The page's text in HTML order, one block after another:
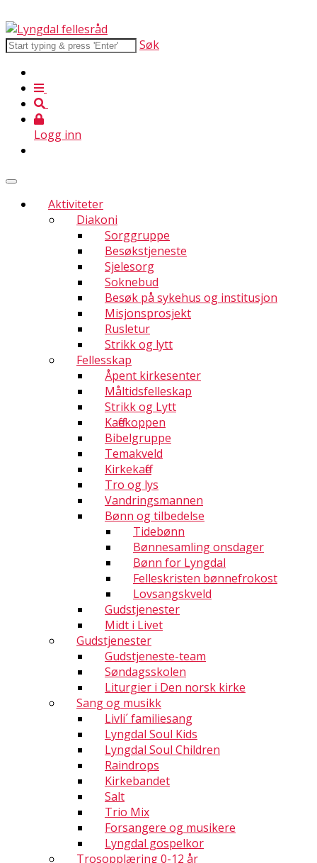
Søk
Logg inn
Aktiviteter
Diakoni
Sorggruppe
Besøkstjeneste
Sjelesorg
Soknebud
Besøk på sykehus og institusjon
Misjonsprosjekt
Rusletur
Strikk og lytt
Fellesskap
Åpent kirkesenter
Måltidsfelleskap
Strikk og Lytt
Kaffekoppen
Bibelgruppe
Temakveld
Kirkekaffe
Tro og lys
Vandringsmannen
Bønn og tilbedelse
Tidebønn
Bønnesamling onsdager
Bønn for Lyngdal
Felleskristen bønnefrokost
Lovsangskveld
Gudstjenester
Midt i Livet
Gudstjenester
Gudstjeneste-team
Søndagsskolen
Liturgier i Den norsk kirke
Sang og musikk
Livli´ familiesang
Lyngdal Soul Kids
Lyngdal Soul Children
Raindrops
Kirkebandet
Salt
Trio Mix
Forsangere og musikere
Lyngdal gospelkor
Trosopplæring 0-12 år